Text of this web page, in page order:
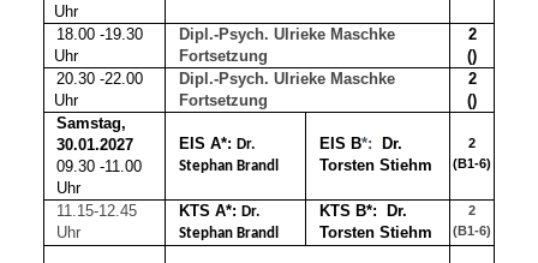
Uhr
18.00 -19.30
Uhr
Dipl.-Psych. Ulrieke Maschke
Fortsetzung
2
()
20.30 -22.00
Uhr
Dipl.-Psych. Ulrieke Maschke
Fortsetzung
2
()
Samstag,
30.01.2027
09.30 -11.00
Uhr
EIS A*: Dr.
Stephan Brandl
EIS B*:
Dr.
Torsten Stiehm
2
(B1-6)
11.15-12.45
Uhr
KTS A*: Dr.
Stephan Brandl
KTS B*:
Dr.
Torsten Stiehm
2
(B1-6)